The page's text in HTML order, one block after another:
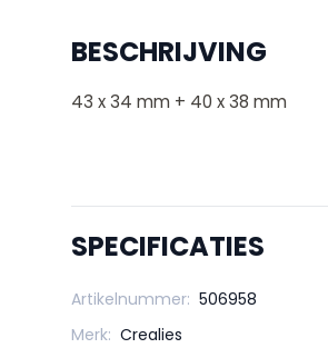
BESCHRIJVING
43 x 34 mm + 40 x 38 mm
SPECIFICATIES
Artikelnummer: 506958
Merk: Crealies